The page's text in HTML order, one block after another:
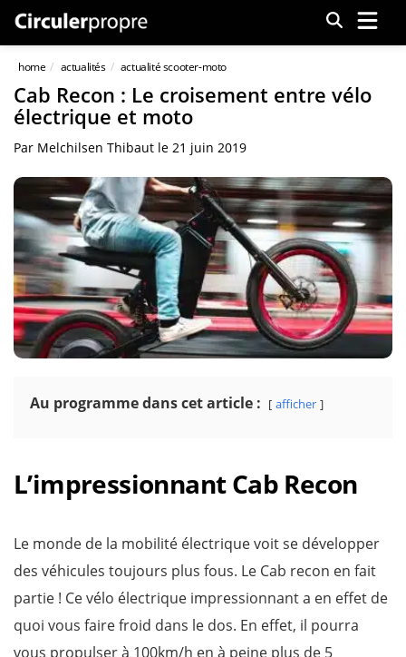
Menu
home actualités actualité scooter-moto
Cab Recon : Le croisement entre vélo
électrique et moto
Par Melchilsen Thibaut le 21 juin 2019
Au programme dans cet article : afficher
L’impressionnant Cab Recon
Le monde de la mobilité électrique voit se développer
des véhicules toujours plus fous. Le Cab recon en fait
partie ! Ce vélo électrique impressionnant a en effet de
quoi vous faire froid dans le dos. En effet, il pourra
vous propulser à 100km/h en à peine plus de 5